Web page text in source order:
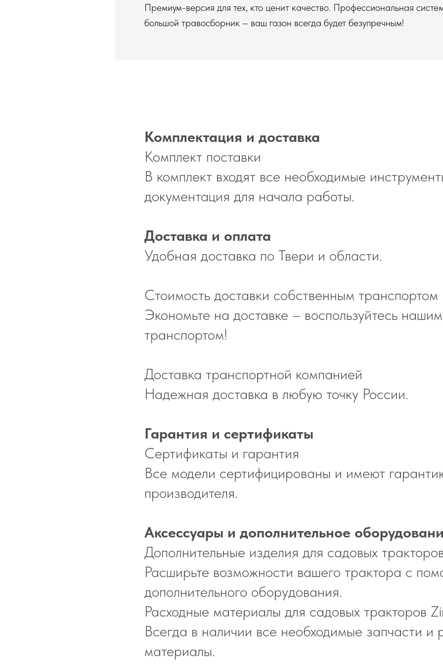
Премиум-версия для тех, кто ценит качество. Профессиональная
большой травосборник – ваш газон всегда будет безупречным!
Комплектация и доставка
Комплект поставки
В комплект входят все необходимые
документация для начала работы.
Доставка и оплата
Удобная доставка по Твери и области.
Стоимость доставки собственным транспортом
Экономьте на доставке – воспользуйтесь нашим
транспортом!
Доставка транспортной компанией
Надежная доставка в любую точку России.
Гарантия и сертификаты
Сертификаты и гарантия
Все модели сертифицированы и имеют
производителя.
Аксессуары и дополнительное
Дополнительные изделия для садовых
Расширьте возможности вашего трактора с
дополнительного оборудования.
Расходные материалы для садовых тракторов
Всегда в наличии все необходимые запчасти и
материалы.